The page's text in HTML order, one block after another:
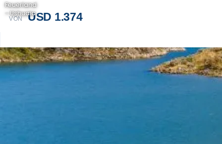
VON USD 1.374
Feuerland
- Ushuaia